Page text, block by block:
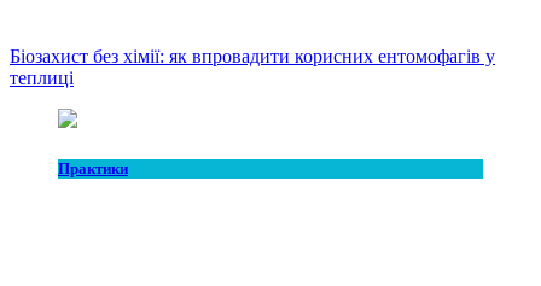
Біозахист без хімії: як впровадити корисних ентомофагів у
теплиці
Практики